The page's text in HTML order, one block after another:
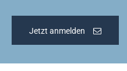
Jetzt anmelden